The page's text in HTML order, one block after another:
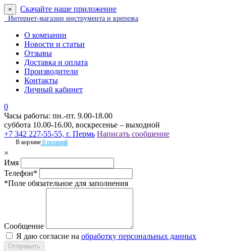
× Скачайте наше приложение
Интернет-магазин инструмента и крепежа
О компании
Новости и статьи
Отзывы
Доставка и оплата
Производители
Контакты
Личный кабинет
0
Часы работы: пн.-пт. 9.00-18.00
суббота 10.00-16.00, воскресенье – выходной
+7 342 227-55-55, г. Пермь Написать сообщение
В корзине 0 позиций
×
Имя
Телефон*
*Поле обязательное для заполнения
Сообщение
Я даю согласие на обработку персональных данных